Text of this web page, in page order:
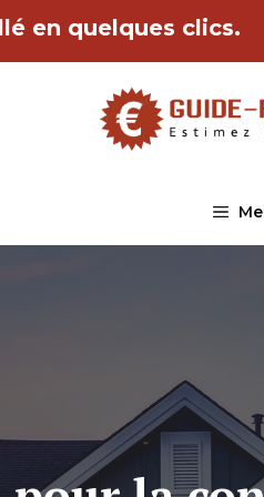
en quelques clics.